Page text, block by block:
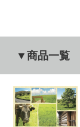
▼商品一覧